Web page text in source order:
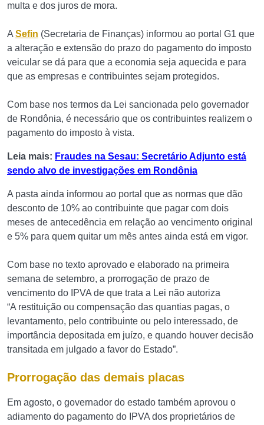
multa e dos juros de mora.
A Sefin (Secretaria de Finanças) informou ao portal G1 que
a alteração e extensão do prazo do pagamento do imposto
veicular se dá para que a economia seja aquecida e para
que as empresas e contribuintes sejam protegidos.
Com base nos termos da Lei sancionada pelo governador
de Rondônia, é necessário que os contribuintes realizem o
pagamento do imposto à vista.
Leia mais: Fraudes na Sesau: Secretário Adjunto está
sendo alvo de investigações em Rondônia
A pasta ainda informou ao portal que as normas que dão
desconto de 10% ao contribuinte que pagar com dois
meses de antecedência em relação ao vencimento original
e 5% para quem quitar um mês antes ainda está em vigor.
Com base no texto aprovado e elaborado na primeira
semana de setembro, a prorrogação de prazo de
vencimento do IPVA de que trata a Lei não autoriza
“A restituição ou compensação das quantias pagas, o
levantamento, pelo contribuinte ou pelo interessado, de
importância depositada em juízo, e quando houver decisão
transitada em julgado a favor do Estado”.
Prorrogação das demais placas
Em agosto, o governador do estado também aprovou o
adiamento do pagamento do IPVA dos proprietários de